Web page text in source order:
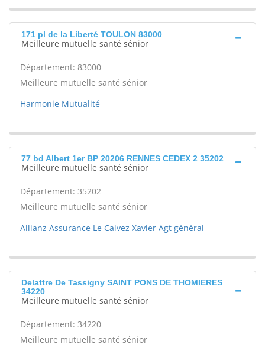
171 pl de la Liberté TOULON 83000
Meilleure mutuelle santé sénior
Département: 83000
Meilleure mutuelle santé sénior
Harmonie Mutualité
77 bd Albert 1er BP 20206 RENNES CEDEX 2 35202
Meilleure mutuelle santé sénior
Département: 35202
Meilleure mutuelle santé sénior
Allianz Assurance Le Calvez Xavier Agt général
Delattre De Tassigny SAINT PONS DE THOMIERES
34220
Meilleure mutuelle santé sénior
Département: 34220
Meilleure mutuelle santé sénior